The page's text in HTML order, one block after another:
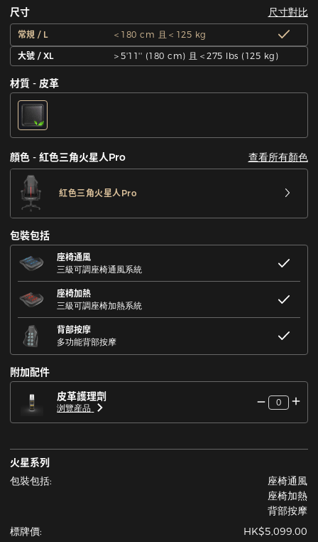
尺寸 尺寸對比
常規 / L
＜180 cm 且＜125 kg
大號 / XL
＞5'11'' (180 cm) 且＜275 lbs (125 kg)
材質 - 皮革
顔色 - 紅色三角火星人Pro 查看所有顏色
紅色三角火星人Pro
包裝包括
座椅通風
三級可調座椅通風系統
座椅加熱
三級可調座椅加熱系統
背部按摩
多功能背部按摩
附加配件
皮革護理劑
浏覽産品
0
火星系列
包裝包括:
座椅通風
座椅加熱
背部按摩
標牌價:
HK$5,099.00